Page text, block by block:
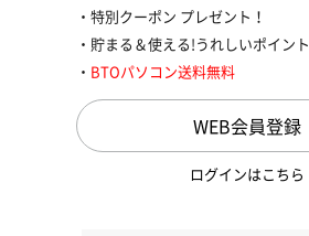
特別クーポン プレゼント！
貯まる＆使える!うれしいポイント
BTOパソコン送料無料
WEB会員登録
ログインはこちら